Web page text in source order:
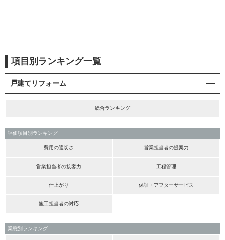
項目別ランキング一覧
戸建てリフォーム
総合ランキング
評価項目別ランキング
費用の適切さ 営業担当者の提案力
営業担当者の接客力 工程管理
仕上がり 保証・アフターサービス
施工担当者の対応
業態別ランキング